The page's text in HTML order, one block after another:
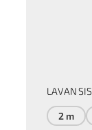
LAVAN
2 m